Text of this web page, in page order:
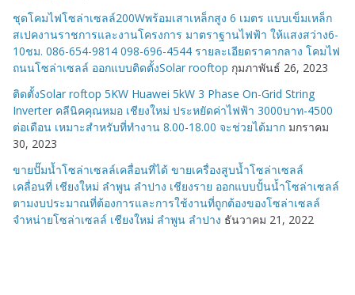
ชุดโคมไฟโซล่าเซลล์200Wพร้อมเสาเหล็กสูง 6 เมตร แบบเข็มเหล็ก
สเปคงานราชการและงานโครงการ มาตราฐานไฟฟ้า ให้แสงสว่าง6-
10ชม. 086-654-9814 098-696-4544 รายละเอียดราคากลาง โคมไฟ
ถนนโซล่าเซลล์ ออกแบบติดตั้งSolar rooftop กุมภาพันธ์ 26, 2023
ติดตั้งSolar roftop 5KW Huawei 5kW 3 Phase On-Grid String
Inverter คลีนิคคุณหมอ เชียงใหม่ ประหยัดค่าไฟฟ้า 3000บาท-4500
ต่อเดือน เหมาะสำหรับที่ทำงาน 8.00-18.00 จะช่วยได้มาก มกราคม
30, 2023
ขายปั๊มน้ำโซล่าเซลล์เคลื่อนที่ได้ ขายเครื่องสูบน้ำโซล่าเซลล์
เคลื่อนที่ เชียงใหม่ ลำพูน ลำปาง เชียงราย ออกแบบปั้นน้ำโซล่าเซลล์
ตามงบประมาณที่ต้องการและการใช้งานที่ถูกต้องของโซล่าเซลล์
จำหน่ายโซล่าเซลล์ เชียงใหม่ ลำพูน ลำปาง ธันวาคม 21, 2022